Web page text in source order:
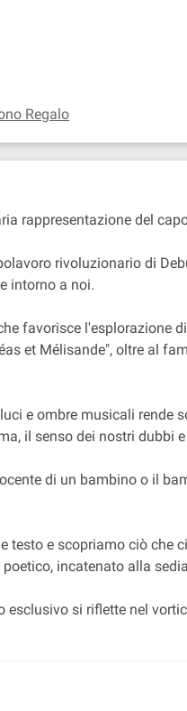
Regalo
rappresentazione del
rivoluzionario di
intorno a noi.
favorisce l'esplorazione
et Mélisande", oltre al
e ombre musicali rende
il senso dei nostri dubbi
di un bambino o il
e scopriamo ciò che
incatenato alla
si riflette nel